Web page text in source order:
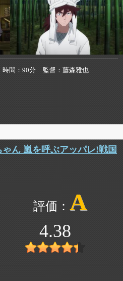
時間 90分 監督
藤森雅也
ん 嵐を呼ぶアッパレ!戦国
A
4.38